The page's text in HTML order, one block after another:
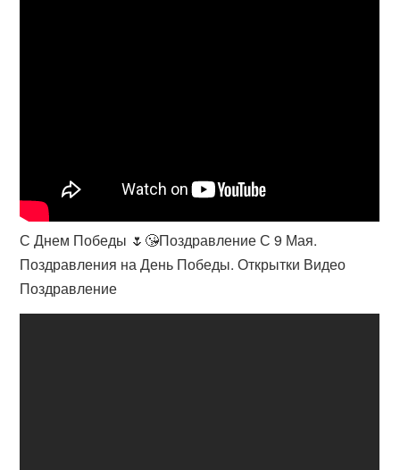
С Днем Победы 🌷😘Поздравление С 9 Мая.
Поздравления на День Победы. Открытки Видео
Поздравление